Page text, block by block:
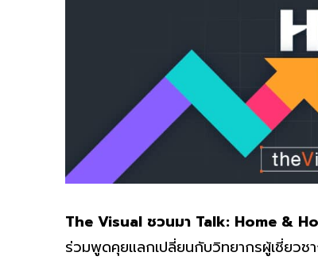
The Visual ชวนมา Talk: Home &
ร่วมพูดคุยแลกเปลี่ยนกับวิทยากรผู้เชี่ยวช